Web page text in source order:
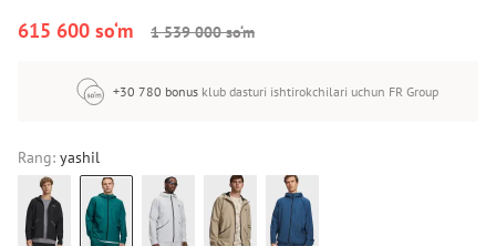
615 600 so‘m
1 539 000 so‘m
+30 780 bonus klub dasturi ishtirokchilari uchun FR Group
Rang: yashil